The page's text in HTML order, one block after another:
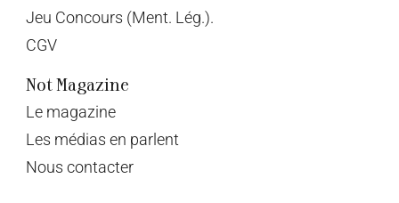
Jeu Concours (Ment. Lég.).
CGV
Not Magazine
Le magazine
Les médias en parlent
Nous contacter